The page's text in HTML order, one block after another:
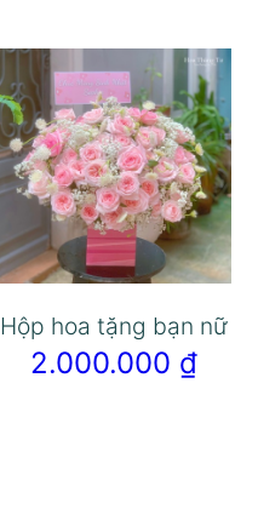
Hộp hoa tặng bạn nữ
2.000.000 ₫